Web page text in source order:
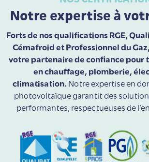
Notre expertise à
Forts de nos qualifications RGE,
Cémafroid et Professionnel du
votre partenaire de confiance pour
en chauffage, plomberie,
climatisation. Notre expertise en
photovoltaïque garantit des
performantes, respectueuses de